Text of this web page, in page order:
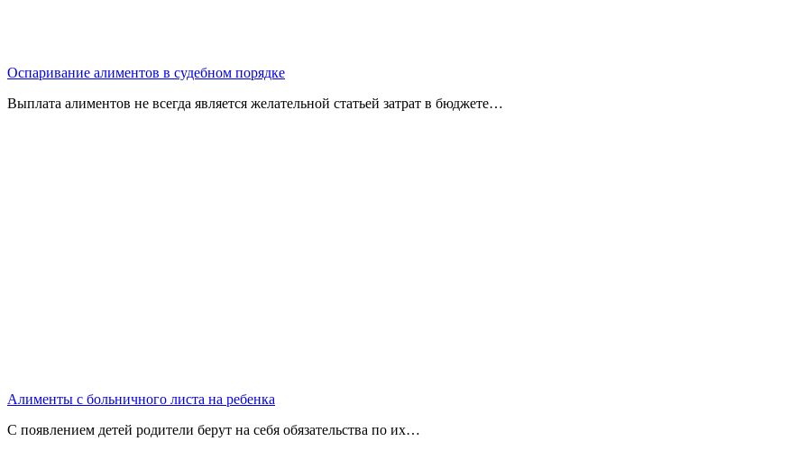
Оспаривание алиментов в судебном порядке
Выплата алиментов не всегда является желательной статьей затрат в бюджете…
Алименты с больничного листа на ребенка
С появлением детей родители берут на себя обязательства по их…